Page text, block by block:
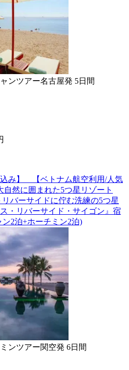
ンツアー名古屋発 5日間
込み】 【ベトナム航空利用/人気
然に囲まれた5つ星リゾート
リバーサイドに佇む洗練の5つ星
・リバーサイド・サイゴン』宿
2泊+ホーチミン2泊)
ンツアー関空発 6日間